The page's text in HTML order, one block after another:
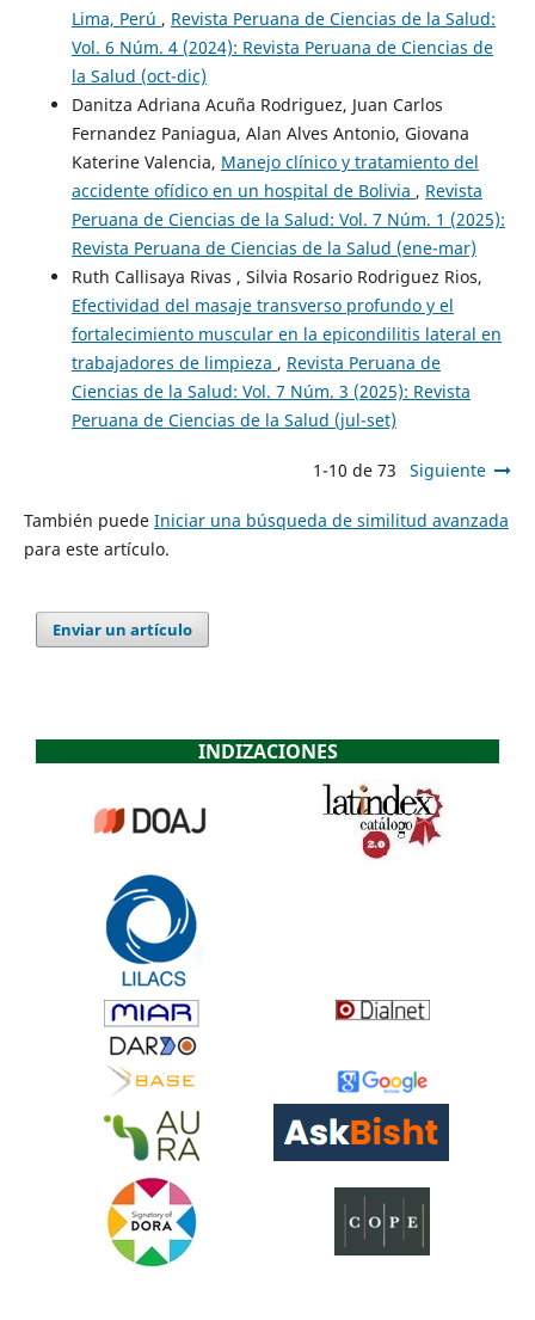
Lima, Perú , Revista Peruana de Ciencias de la Salud:
Vol. 6 Núm. 4 (2024): Revista Peruana de Ciencias de
la Salud (oct-dic)
Danitza Adriana Acuña Rodriguez, Juan Carlos
Fernandez Paniagua, Alan Alves Antonio, Giovana
Katerine Valencia, Manejo clínico y tratamiento del
accidente ofídico en un hospital de Bolivia , Revista
Peruana de Ciencias de la Salud: Vol. 7 Núm. 1 (2025):
Revista Peruana de Ciencias de la Salud (ene-mar)
Ruth Callisaya Rivas , Silvia Rosario Rodriguez Rios,
Efectividad del masaje transverso profundo y el
fortalecimiento muscular en la epicondilitis lateral en
trabajadores de limpieza , Revista Peruana de
Ciencias de la Salud: Vol. 7 Núm. 3 (2025): Revista
Peruana de Ciencias de la Salud (jul-set)
1-10 de 73 Siguiente
También puede Iniciar una búsqueda de similitud avanzada
para este artículo.
Enviar un artículo
INDIZACIONES